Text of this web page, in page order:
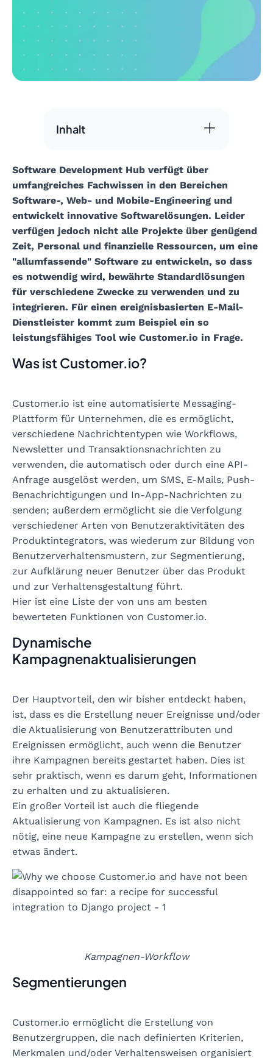
Inhalt
Software Development Hub verfügt über
umfangreiches Fachwissen in den Bereichen
Software-, Web- und Mobile-Engineering und
entwickelt innovative Softwarelösungen. Leider
verfügen jedoch nicht alle Projekte über genügend
Zeit, Personal und finanzielle Ressourcen, um eine
"allumfassende" Software zu entwickeln, so dass
es notwendig wird, bewährte Standardlösungen
für verschiedene Zwecke zu verwenden und zu
integrieren. Für einen ereignisbasierten E-Mail-
Dienstleister kommt zum Beispiel ein so
leistungsfähiges Tool wie Customer.io in Frage.
Was ist Customer.io?
Customer.io ist eine automatisierte Messaging-
Plattform für Unternehmen, die es ermöglicht,
verschiedene Nachrichtentypen wie Workflows,
Newsletter und Transaktionsnachrichten zu
verwenden, die automatisch oder durch eine API-
Anfrage ausgelöst werden, um SMS, E-Mails, Push-
Benachrichtigungen und In-App-Nachrichten zu
senden; außerdem ermöglicht sie die Verfolgung
verschiedener Arten von Benutzeraktivitäten des
Produktintegrators, was wiederum zur Bildung von
Benutzerverhaltensmustern, zur Segmentierung,
zur Aufklärung neuer Benutzer über das Produkt
und zur Verhaltensgestaltung führt.
Hier ist eine Liste der von uns am besten
bewerteten Funktionen von Customer.io.
Dynamische
Kampagnenaktualisierungen
Der Hauptvorteil, den wir bisher entdeckt haben,
ist, dass es die Erstellung neuer Ereignisse und/oder
die Aktualisierung von Benutzerattributen und
Ereignissen ermöglicht, auch wenn die Benutzer
ihre Kampagnen bereits gestartet haben. Dies ist
sehr praktisch, wenn es darum geht, Informationen
zu erhalten und zu aktualisieren.
Ein großer Vorteil ist auch die fliegende
Aktualisierung von Kampagnen. Es ist also nicht
nötig, eine neue Kampagne zu erstellen, wenn sich
etwas ändert.
Kampagnen-Workflow
Segmentierungen
Customer.io ermöglicht die Erstellung von
Benutzergruppen, die nach definierten Kriterien,
Merkmalen und/oder Verhaltensweisen organisiert